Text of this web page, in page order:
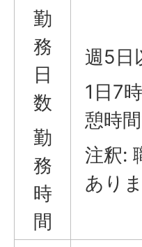
勤
務
日
数
勤
務
時
間
週5日
1日7
憩時
注釈:
ありま